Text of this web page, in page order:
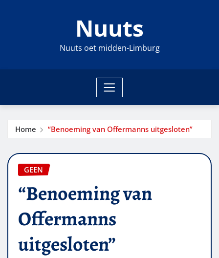
Nuuts
Nuuts oet midden-Limburg
Home “Benoeming van Offermanns uitgesloten”
GEEN
“Benoeming van
Offermanns
uitgesloten”